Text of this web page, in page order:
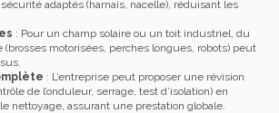
adaptés (harnais, nacelle), réduisant les
: Pour un champ solaire ou un toit industriel, du
motorisées, perches longues, robots) peut
: L’entreprise peut proposer une révision
de l’onduleur, serrage, test d’isolation) en
nettoyage, assurant une prestation globale.